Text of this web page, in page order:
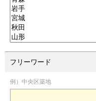
フリーワード
例）中央区築地